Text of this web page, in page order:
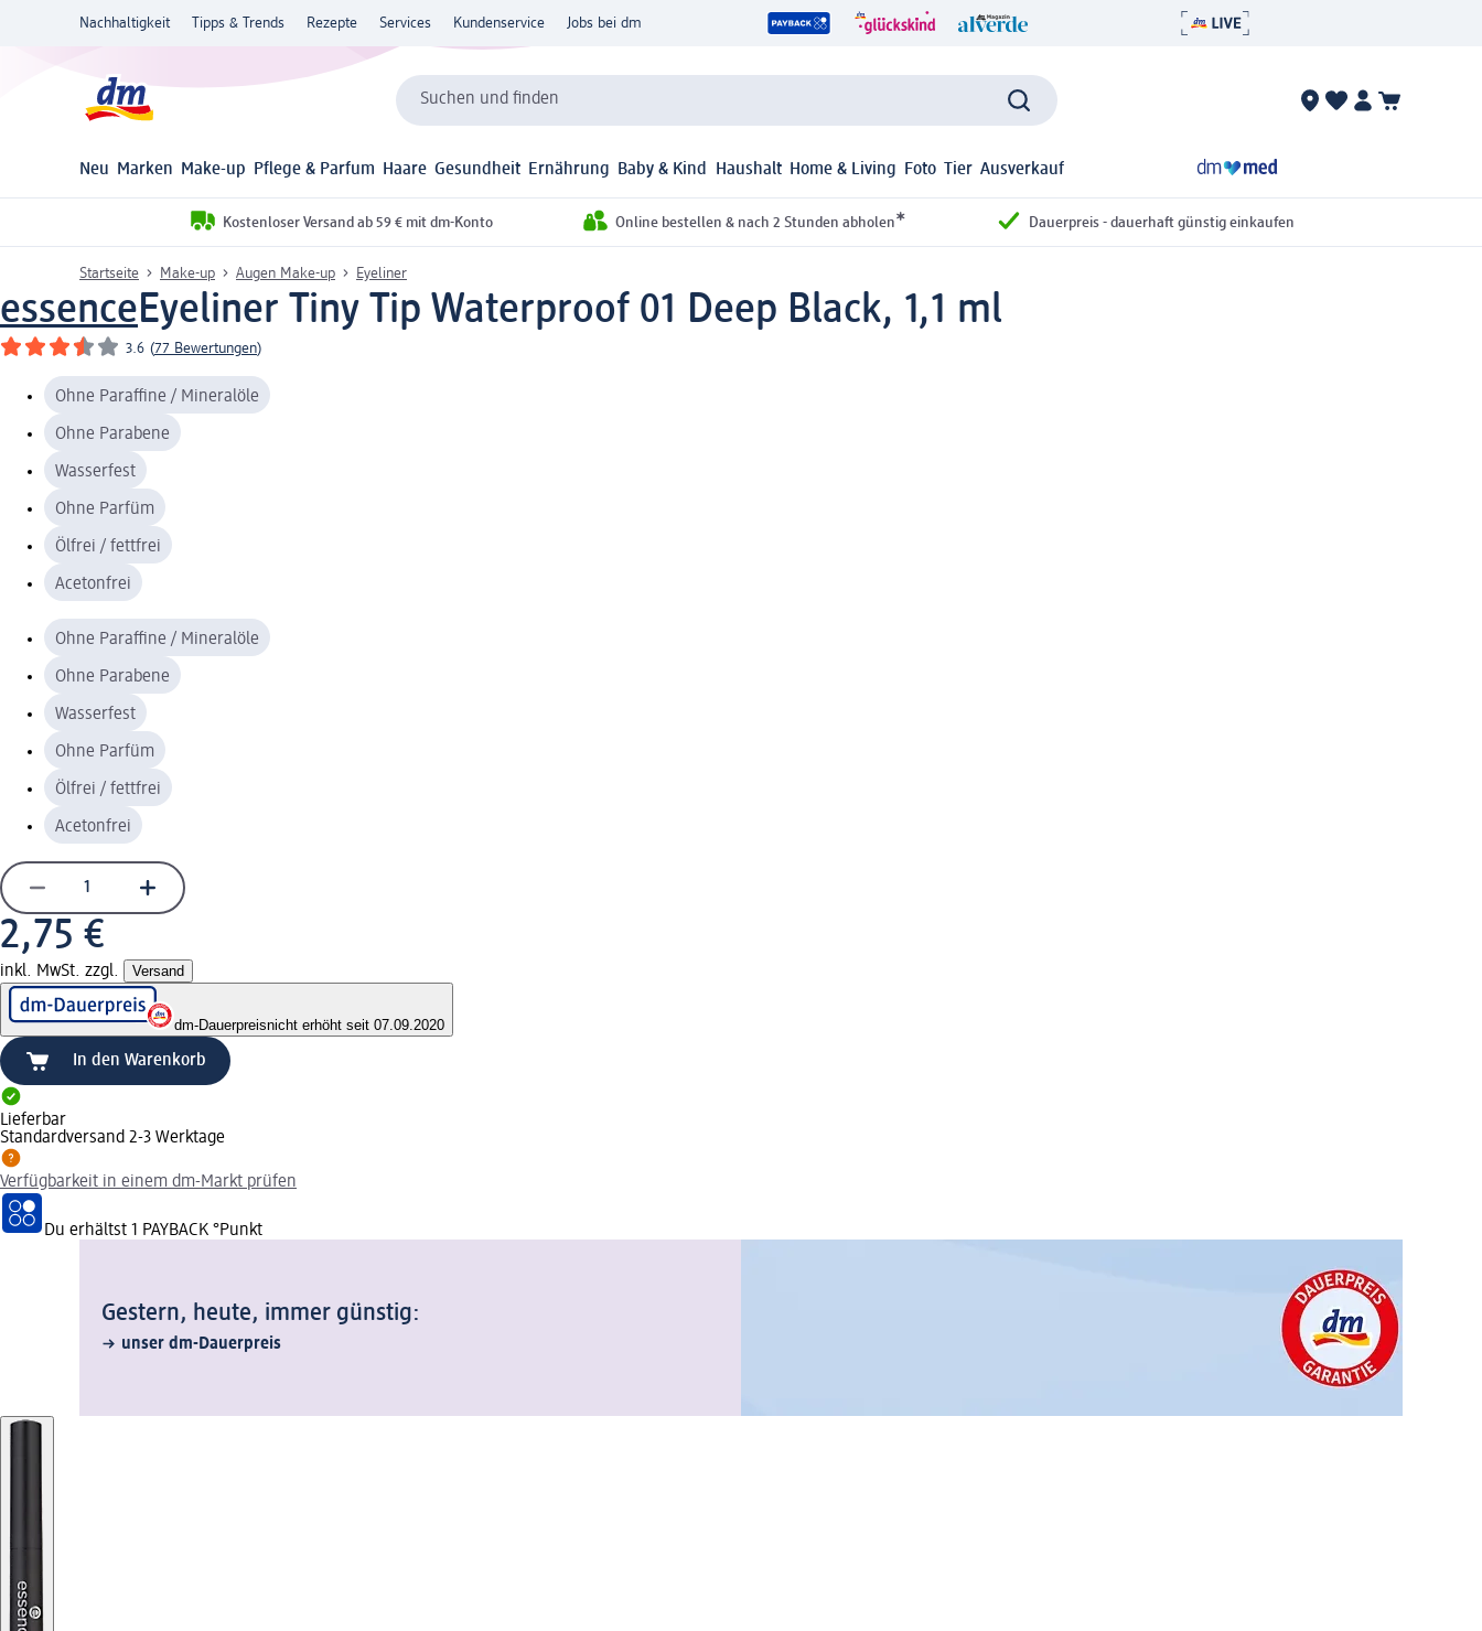
Nachhaltigkeit Tipps & Trends Rezepte Services Kundenservice Jobs bei dm
Suchen und finden
Neu Marken Make-up Pflege & Parfum Haare Gesundheit Ernährung Baby & Kind Haushalt Home & Living Foto Tier Ausverkauf
Kostenloser Versand ab 59 € mit dm-Konto Online bestellen & nach 2 Stunden abholen* Dauerpreis - dauerhaft günstig einkaufen
Startseite Make-up Augen Make-up Eyeliner
essenceEyeliner Tiny Tip Waterproof 01 Deep Black, 1,1 ml
3.6 (77 Bewertungen)
Ohne Paraffine / Mineralöle
Ohne Parabene
Wasserfest
Ohne Parfüm
Ölfrei / fettfrei
Acetonfrei
Ohne Paraffine / Mineralöle
Ohne Parabene
Wasserfest
Ohne Parfüm
Ölfrei / fettfrei
Acetonfrei
2,75 €
inkl. MwSt. zzgl. Versand
dm-Dauerpreisnicht erhöht seit 07.09.2020
In den Warenkorb
Lieferbar
Standardversand 2-3 Werktage
Verfügbarkeit in einem dm-Markt prüfen
Du erhältst 1 PAYBACK °Punkt
Gestern, heute, immer günstig:
unser dm-Dauerpreis